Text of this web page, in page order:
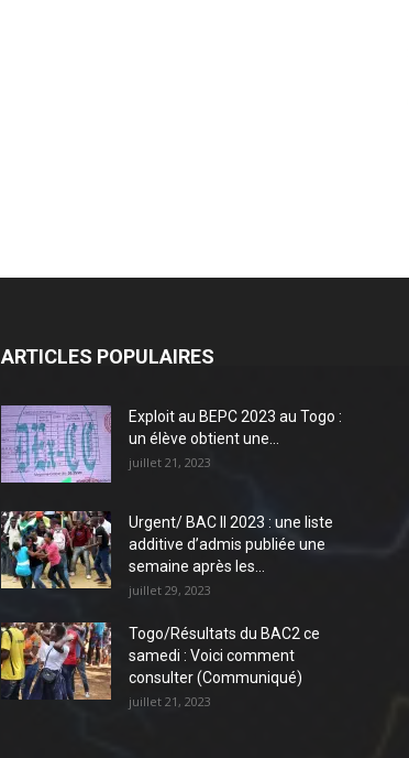
ARTICLES POPULAIRES
Exploit au BEPC 2023 au Togo :
un élève obtient une...
juillet 21, 2023
Urgent/ BAC II 2023 : une liste
additive d’admis publiée une
semaine après les...
juillet 29, 2023
Togo/Résultats du BAC2 ce
samedi : Voici comment
consulter (Communiqué)
juillet 21, 2023